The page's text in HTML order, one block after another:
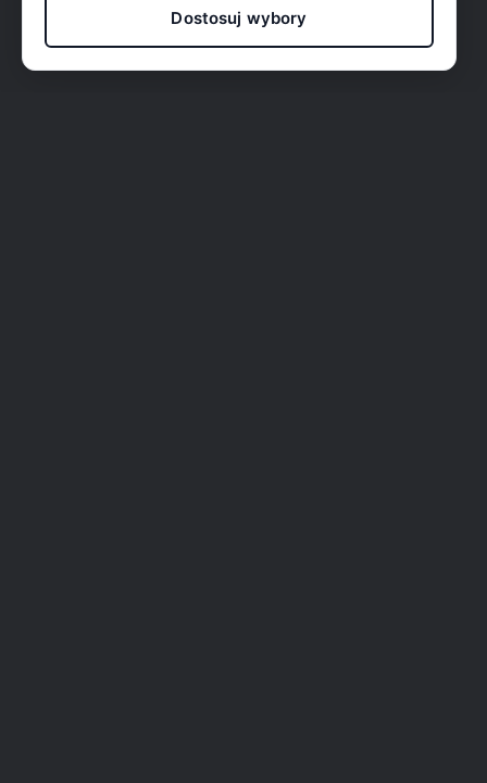
Dostosuj wybory